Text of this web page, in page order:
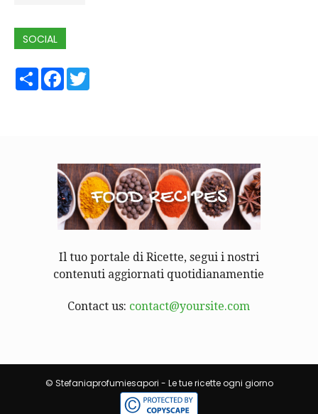
SOCIAL
ShareFacebook
Il tuo portale di Ricette, segui i nostri
contenuti aggiornati quotidianamentie
Contact us: contact@yoursite.com
© Stefaniaprofumiesapori - Le tue ricette ogni giorno